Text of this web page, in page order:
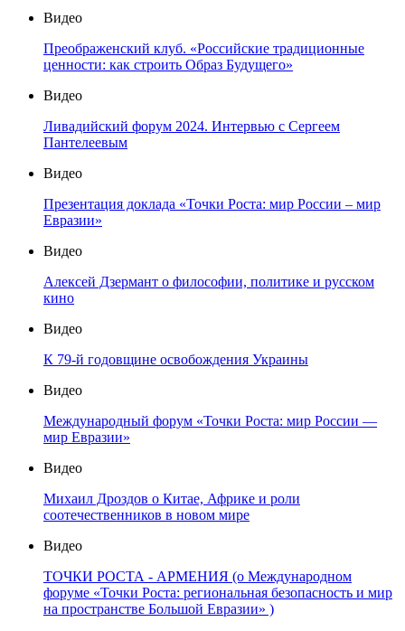
Видео
Преображенский клуб. «Российские традиционные
ценности: как строить Образ Будущего»
Видео
Ливадийский форум 2024. Интервью с Сергеем
Пантелеевым
Видео
Презентация доклада «Точки Роста: мир России – мир
Евразии»
Видео
Алексей Дзермант о философии, политике и русском
кино
Видео
К 79-й годовщине освобождения Украины
Видео
Международный форум «Точки Роста: мир России —
мир Евразии»
Видео
Михаил Дроздов о Китае, Африке и роли
соотечественников в новом мире
Видео
ТОЧКИ РОСТА - АРМЕНИЯ (о Международном
форуме «Точки Роста: региональная безопасность и мир
на пространстве Большой Евразии» )